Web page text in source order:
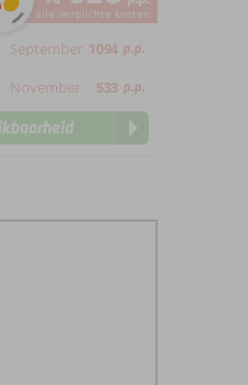
*incl. alle verplichte kosten
September 1094 p.p.
November 533 p.p.